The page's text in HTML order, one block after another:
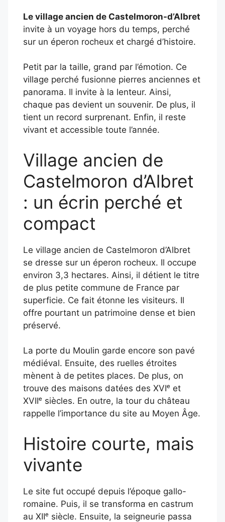
Le village ancien de Castelmoron-d’Albret
invite à un voyage hors du temps, perché
sur un éperon rocheux et chargé d’histoire.
Petit par la taille, grand par l’émotion. Ce
village perché fusionne pierres anciennes et
panorama. Il invite à la lenteur. Ainsi,
chaque pas devient un souvenir. De plus, il
tient un record surprenant. Enfin, il reste
vivant et accessible toute l’année.
Village ancien de
Castelmoron d’Albret
: un écrin perché et
compact
Le village ancien de Castelmoron d’Albret
se dresse sur un éperon rocheux. Il occupe
environ 3,3 hectares. Ainsi, il détient le titre
de plus petite commune de France par
superficie. Ce fait étonne les visiteurs. Il
offre pourtant un patrimoine dense et bien
préservé.
La porte du Moulin garde encore son pavé
médiéval. Ensuite, des ruelles étroites
mènent à de petites places. De plus, on
trouve des maisons datées des XVIᵉ et
XVIIᵉ siècles. En outre, la tour du château
rappelle l’importance du site au Moyen Âge.
Histoire courte, mais
vivante
Le site fut occupé depuis l’époque gallo-
romaine. Puis, il se transforma en castrum
au XIIᵉ siècle. Ensuite, la seigneurie passa